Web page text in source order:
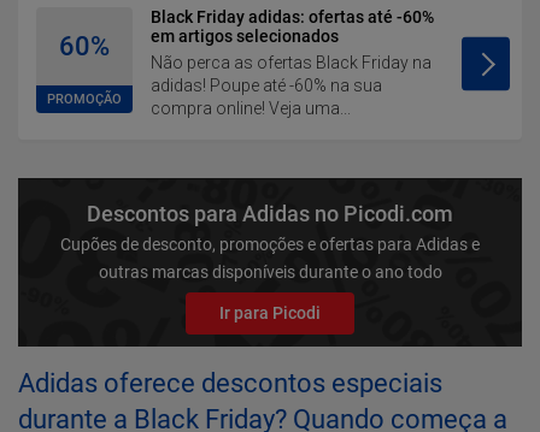
60%
PROMOÇÃO
Black Friday adidas: ofertas até -60%
em artigos selecionados
Não perca as ofertas Black Friday na
adidas! Poupe até -60% na sua
compra online! Veja uma...
Descontos para Adidas no Picodi.com
Cupões de desconto, promoções e ofertas para Adidas e
outras marcas disponíveis durante o ano todo
Ir para Picodi
Adidas oferece descontos especiais
durante a Black Friday? Quando começa a